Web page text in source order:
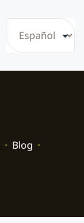
• Blog •